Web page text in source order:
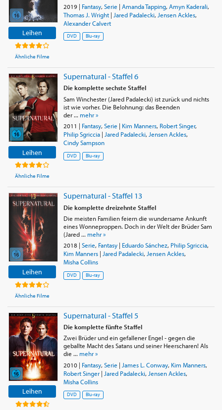
Leihen
Ähnliche Filme
2019| Fantasy, Serie | Amanda Tapping, Amyn Kaderali,
Thomas J. Wright| Jared Padalecki, Jensen Ackles,
Alexander Calvert
DVD Blu-ray
Leihen
Ähnliche Filme
Supernatural - Staffel 6
Die komplette sechste Staffel
Sam Winchester (Jared Padalecki) ist zurück und nichts
ist wie vorher. Die Belohnung: das Beenden
der ... mehr »
2011 | Fantasy, Serie | Kim Manners, Robert Singer,
Philip Sgriccia| Jared Padalecki, Jensen Ackles,
Cindy Sampson
DVD Blu-ray
Leihen
Ähnliche Filme
Supernatural - Staffel 13
Die komplette dreizehnte Staffel
Die meisten Familien feiern die wundersame Ankunft
eines Wonneproppen. Doch in der Welt der Brüder Sam
(Jared ... mehr »
2018| Serie, Fantasy| Eduardo Sánchez, Philip Sgriccia,
Kim Manners| Jared Padalecki, Jensen Ackles,
Misha Collins
DVD Blu-ray
Leihen
Supernatural - Staffel 5
Die komplette fünfte Staffel
Zwei Brüder und ein gefallener Engel - gegen die
geballte Macht des Satans und seiner Heerscharen! Als
die ... mehr »
2010| Fantasy, Serie | James L. Conway, Kim Manners,
Robert Singer| Jared Padalecki, Jensen Ackles,
Misha Collins
DVD Blu-ray